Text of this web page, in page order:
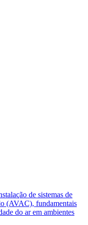
de sistemas de
(AVAC), fundamentais
do ar em ambientes